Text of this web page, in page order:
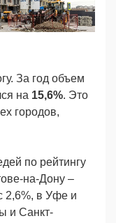
За год объем
на 15,6%. Это
городов,
по рейтингу
на-Дону –
2,6%, в Уфе и
и Санкт-